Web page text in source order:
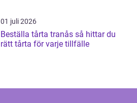
01 juli 2026
Beställa tårta tranås så hittar du
rätt tårta för varje tillfälle